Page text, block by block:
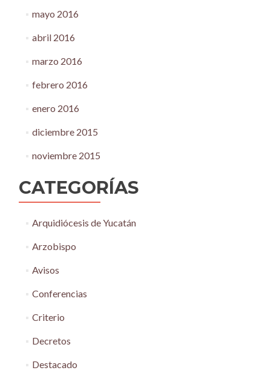
mayo 2016
abril 2016
marzo 2016
febrero 2016
enero 2016
diciembre 2015
noviembre 2015
CATEGORÍAS
Arquidiócesis de Yucatán
Arzobispo
Avisos
Conferencias
Criterio
Decretos
Destacado